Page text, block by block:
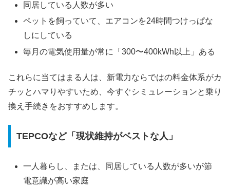
同居している人数が多い
ペットを飼っていて、エアコンを24時間つけっぱな
しにしている
毎月の電気使用量が常に「300〜400kWh以上」ある
これらに当てはまる人は、新電力ならではの料金体系がカ
チッとハマりやすいため、今すぐシミュレーションと乗り
換え手続きをおすすめします。
TEPCOなど「現状維持がベストな人」
一人暮らし、または、同居している人数が多いが節
電意識が高い家庭